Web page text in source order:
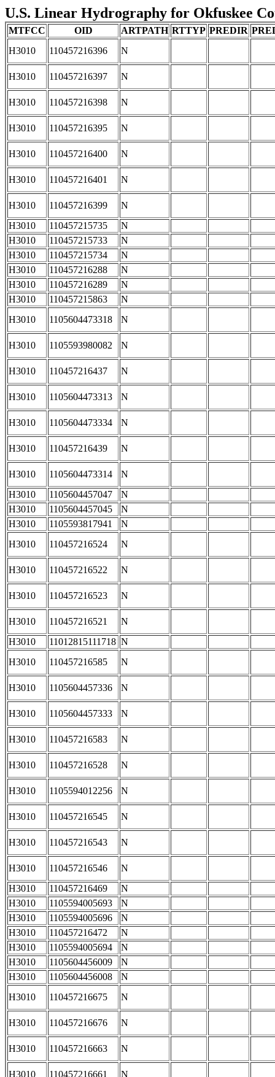
U.S. Linear Hydrography for Okfuskee
MTFCC OID ARTPATH RTTYP PREDIR
H3010
110457216396 N
H3010 110457216397 N
H3010 110457216398 N
H3010 110457216395 N
H3010 110457216400 N
H3010 110457216401 N
H3010 110457216399
N
H3010
110457215735
N
H3010
110457215733
N
H3010
110457215734
N
H3010
110457216288
N
H3010
110457216289
N
H3010
110457215863
N
H3010
1105604473318 N
H3010 1105593980082 N
H3010 110457216437 N
H3010 1105604473313 N
H3010 1105604473334 N
H3010 110457216439 N
H3010 1105604473314
N
H3010
1105604457047
N
H3010
1105604457045
N
H3010
1105593817941
N
H3010
110457216524 N
H3010 110457216522 N
H3010 110457216523 N
H3010 110457216521
N
H3010
11012815111718 N
H3010
110457216585 N
H3010 1105604457336 N
H3010 1105604457333 N
H3010 110457216583 N
H3010 110457216528 N
H3010 1105594012256 N
H3010 110457216545 N
H3010 110457216543 N
H3010 110457216546
N
H3010
110457216469
N
H3010
1105594005693
N
H3010
1105594005696
N
H3010
110457216472
N
H3010
1105594005694
N
H3010
1105604456009
N
H3010
1105604456008
N
H3010
110457216675 N
H3010 110457216676 N
H3010 110457216663 N
H3010 110457216661 N